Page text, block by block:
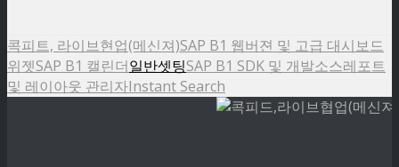
콕피트, 라이브현업(메신져)SAP B1 웹버젼 및 고급 대시보드
위젯SAP B1 캘린더일반셋팅SAP B1 SDK 및 개발소스레포트
및 레이아웃 관리자Instant Search